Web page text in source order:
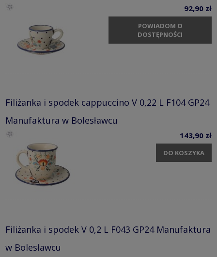
92,90 zł
POWIADOM O
DOSTĘPNOŚCI
Filiżanka i spodek cappuccino V 0,22 L F104 GP24
Manufaktura w Bolesławcu
143,90 zł
DO KOSZYKA
Filiżanka i spodek V 0,2 L F043 GP24 Manufaktura
w Bolesławcu